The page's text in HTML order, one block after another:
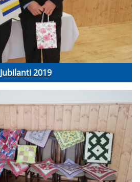
Jubilanti 2019